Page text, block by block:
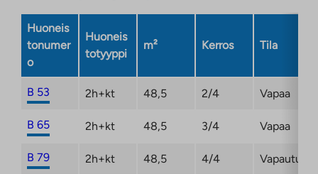
Huoneis
tonumer
o
Huoneis
totyyppi
m² Kerros Tila
B 53 2h+kt 48,5 2/4 Vapaa
B 65 2h+kt 48,5 3/4 Vapaa
B 79 2h+kt 48,5 4/4